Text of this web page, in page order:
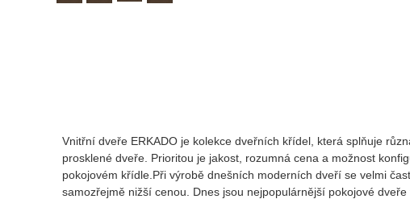
Vnitřní dveře ERKADO je kolekce dveřních křídel, která splňuje
prosklené dveře. Prioritou je jakost, rozumná cena a možnost
pokojovém křídle.Při výrobě dnešních moderních dveří se velmi
samozřejmě nižší cenou. Dnes jsou nejpopulárnější pokojové